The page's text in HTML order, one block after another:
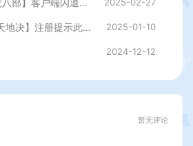
唯美3D仙侠手游【天地决】注册提示此服已关闭注册解决办法 2025-01-10
2024-12-12
暂无评论